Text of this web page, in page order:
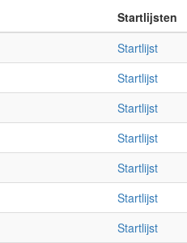
Startlijsten
Startlijst
Startlijst
Startlijst
Startlijst
Startlijst
Startlijst
Startlijst